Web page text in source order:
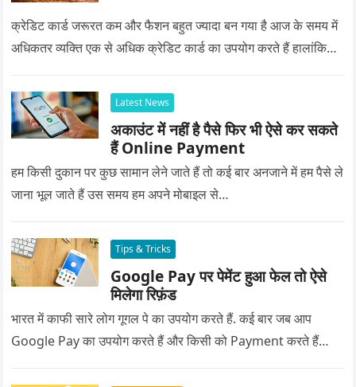
क्रेडिट कार्ड जरूरत कम और फैशन बहुत ज्यादा बन गया है आज के समय में
अधिकतर व्यक्ति एक से अधिक क्रेडिट कार्ड का उपयोग करते हैं हालांकि…
Latest News
अकाउंट में नहीं है पैसे फिर भी ऐसे कर सकते
हैं Online Payment
हम किसी दुकान पर कुछ सामान लेने जाते हैं तो कई बार अनजाने में हम पैसे ले
जाना भूल जाते हैं उस समय हम अपने मोबाइल से…
Tips & Tricks
Google Pay पर पेमेंट हुआ फेल तो ऐसे
मिलेगा रिफ़ंड
भारत में काफी सारे लोग गूगल पे का उपयोग करते हैं. कई बार जब आप
Google Pay का उपयोग करते हैं और किसी को Payment करते हैं…